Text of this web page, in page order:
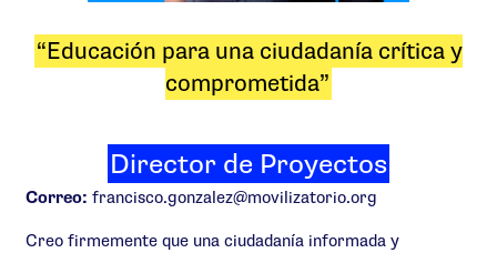
“Educación para una ciudadanía crítica y
comprometida”
Director de Proyectos
Correo: francisco.gonzalez@movilizatorio.org
Creo firmemente que una ciudadanía informada y